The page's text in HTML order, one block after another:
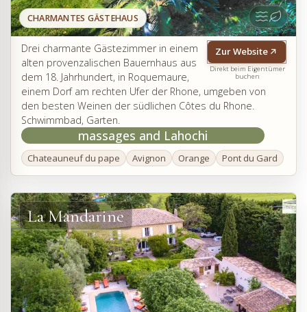
CHARMANTES GÄSTEHAUS
Zur Website
Direkt beim Eigentümer
buchen
Drei charmante Gästezimmer in einem
alten provenzalischen Bauernhaus aus
dem 18. Jahrhundert, in Roquemaure,
einem Dorf am rechten Ufer der Rhone, umgeben von
den besten Weinen der südlichen Côtes du Rhone.
Schwimmbad, Garten.
massages and Lahochi
Chateauneuf du pape Avignon Orange Pont du Gard
La Mandarine